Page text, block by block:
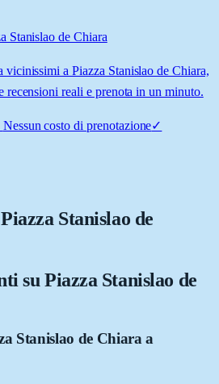
Stanislao de Chiara
a Piazza Stanislao de Chiara,
recensioni reali e prenota in un minuto.
Nessun costo di prenotazione✓
Piazza Stanislao de
su Piazza Stanislao de
Stanislao de Chiara a